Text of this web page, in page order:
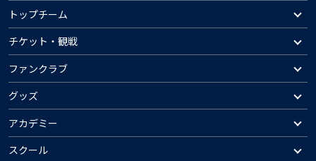
トップチーム
チケット・観戦
ファンクラブ
グッズ
アカデミー
スクール